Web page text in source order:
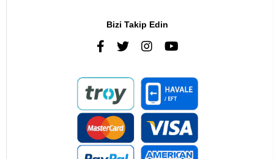
Bizi Takip Edin